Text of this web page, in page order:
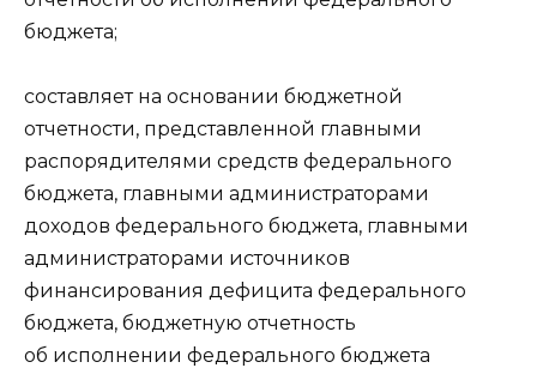
бюджета;
составляет на основании бюджетной
отчетности, представленной главными
распорядителями средств федерального
бюджета, главными администраторами
доходов федерального бюджета, главными
администраторами источников
финансирования дефицита федерального
бюджета, бюджетную отчетность
об исполнении федерального бюджета